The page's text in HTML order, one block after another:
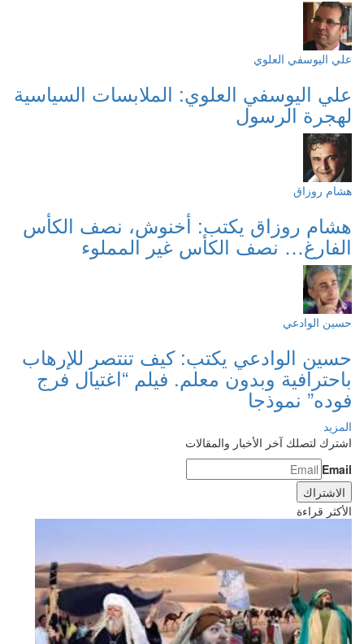
علي اليوسفي العلوي
علي اليوسفي العلوي: الملابسات السياسية
لهجرة الرسول
هشام روزاق
هشام روزاق يكتب: أخنوش، نصف الكأس
الفارغ… نصف الكأس غير المملوء
حسين الوادعي
حسين الوادعي يكتب: كيف تنتصر للإرهاب
باحترافية وبدون معلم. فيلم “اغتيال فرج
فوده” نموذجا
المزيد
اشترك لتصلك آخر الأخبار والمقالات
Email
الأكثر قراءة